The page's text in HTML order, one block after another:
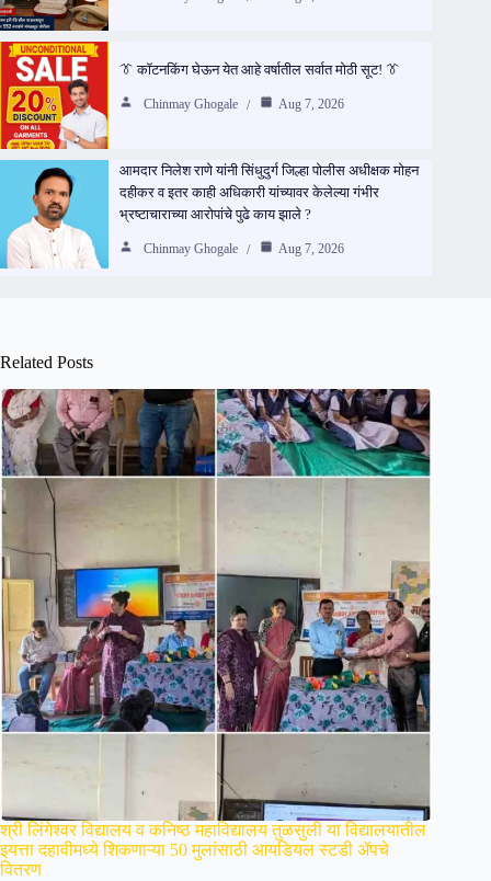
👔 कॉटनकिंग घेऊन येत आहे वर्षातील सर्वात मोठी सूट! 👔
Chinmay Ghogale Aug 7, 2026
आमदार निलेश राणे यांनी सिंधुदुर्ग जिल्हा पोलीस अधीक्षक मोहन
दहीकर व इतर काही अधिकारी यांच्यावर केलेल्या गंभीर
भ्रष्टाचाराच्या आरोपांचे पुढे काय झाले ?
Chinmay Ghogale Aug 7, 2026
Related Posts
श्री लिंगेश्वर विद्यालय व कनिष्ठ महाविद्यालय तुळसुली या विद्यालयातील
इयत्ता दहावीमध्ये शिकणाऱ्या 50 मुलांसाठी आयडियल स्टडी ॲपचे
वितरण